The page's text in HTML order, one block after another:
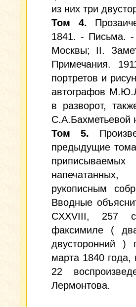
из них три
Том 4.
1841. - Письма.
Москвы; II.
Примечания.
портретов и
автографов
в разворот,
С.А.Бахметьевой
Том 5.
предыдущие
рукописным
Вводные
CXXVIII, 257
факсимиле (
двусторонний )
марта 1840
22
Лермонтова.